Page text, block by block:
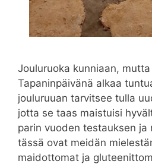
Jouluruoka kunniaan,
Tapaninpäivänä alkaa
jouluruuan tarvitsee tulla
jotta se taas maistuisi
parin vuoden testauksen ja
tässä ovat meidän
maidottomat ja